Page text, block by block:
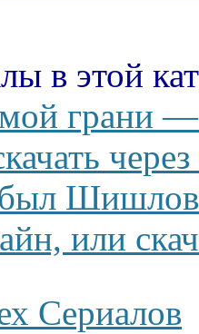
в этой
грани
или
Сериалов